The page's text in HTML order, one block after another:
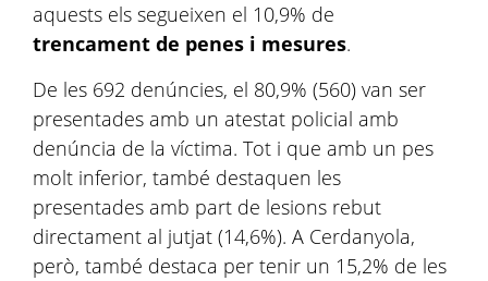
aquests els segueixen el 10,9% de
trencament de penes i mesures.
De les 692 denúncies, el 80,9% (560) van ser
presentades amb un atestat policial amb
denúncia de la víctima. Tot i que amb un pes
molt inferior, també destaquen les
presentades amb part de lesions rebut
directament al jutjat (14,6%). A Cerdanyola,
però, també destaca per tenir un 15,2% de les